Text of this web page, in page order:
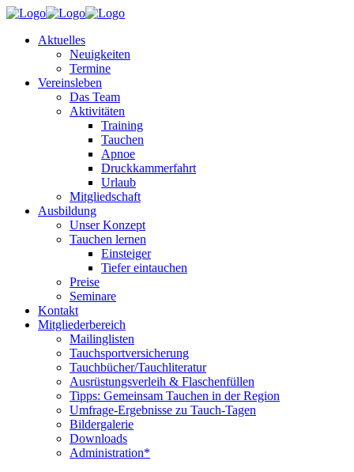
Aktuelles
Neuigkeiten
Termine
Vereinsleben
Das Team
Aktivitäten
Training
Tauchen
Apnoe
Druckkammerfahrt
Urlaub
Mitgliedschaft
Ausbildung
Unser Konzept
Tauchen lernen
Einsteiger
Tiefer eintauchen
Preise
Seminare
Kontakt
Mitgliederbereich
Mailinglisten
Tauchsportversicherung
Tauchbücher/Tauchliteratur
Ausrüstungsverleih & Flaschenfüllen
Tipps: Gemeinsam Tauchen in der Region
Umfrage-Ergebnisse zu Tauch-Tagen
Bildergalerie
Downloads
Administration*